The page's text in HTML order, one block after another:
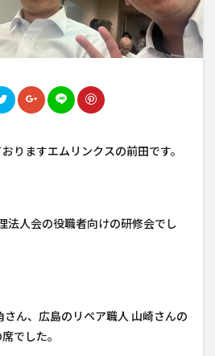
りますエムリンクスの前田です。
法人会の役職者向けの研修会でし
ん、広島のリペア職人 山崎さんの
でした。